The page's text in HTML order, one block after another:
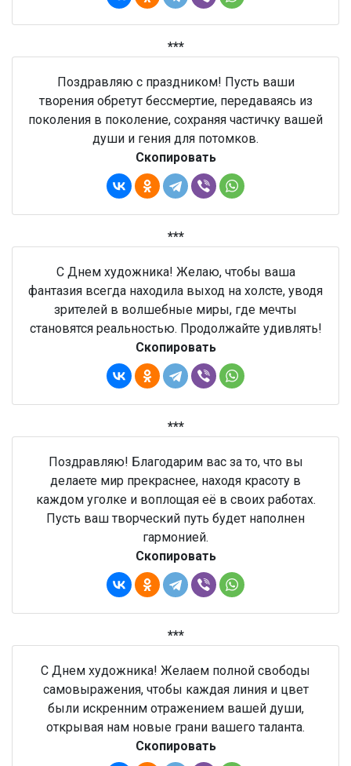
***
Поздравляю с праздником! Пусть ваши
творения обретут бессмертие, передаваясь из
поколения в поколение, сохраняя частичку вашей
души и гения для потомков.
Скопировать
***
С Днем художника! Желаю, чтобы ваша
фантазия всегда находила выход на холсте, уводя
зрителей в волшебные миры, где мечты
становятся реальностью. Продолжайте удивлять!
Скопировать
***
Поздравляю! Благодарим вас за то, что вы
делаете мир прекраснее, находя красоту в
каждом уголке и воплощая её в своих работах.
Пусть ваш творческий путь будет наполнен
гармонией.
Скопировать
***
С Днем художника! Желаем полной свободы
самовыражения, чтобы каждая линия и цвет
были искренним отражением вашей души,
открывая нам новые грани вашего таланта.
Скопировать